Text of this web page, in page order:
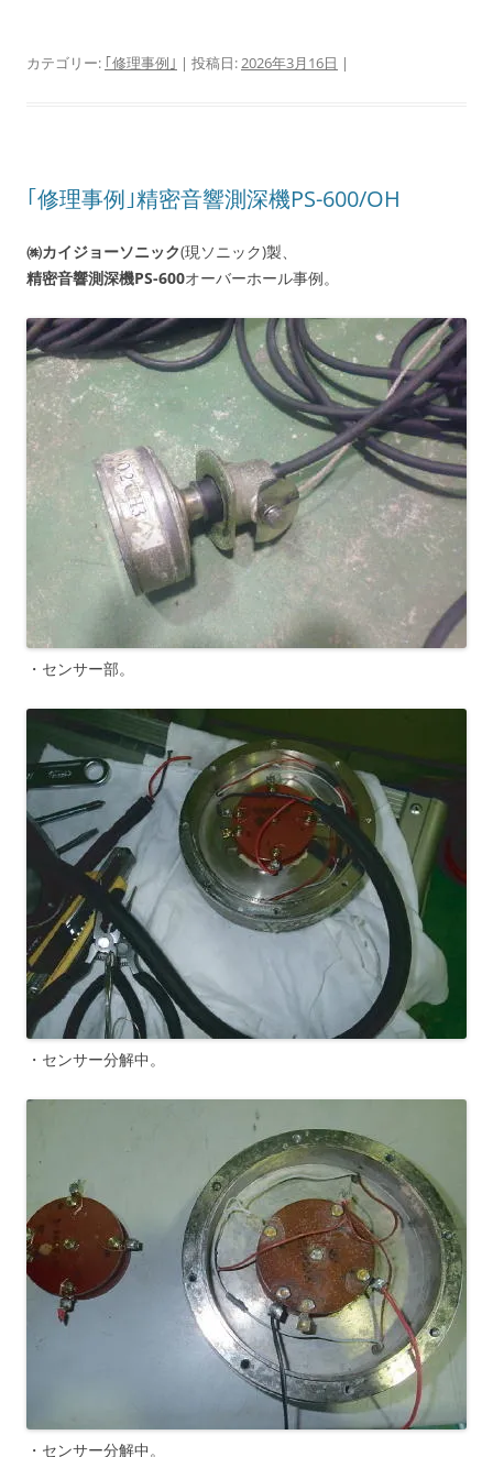
カテゴリー: ｢修理事例｣ | 投稿日:2026年3月16日 |
｢修理事例｣精密音響測深機PS-600/OH
㈱カイジョーソニック(現ソニック)製、
精密音響測深機PS-600オーバーホール事例。
・センサー部。
・センサー分解中。
・センサー分解中。